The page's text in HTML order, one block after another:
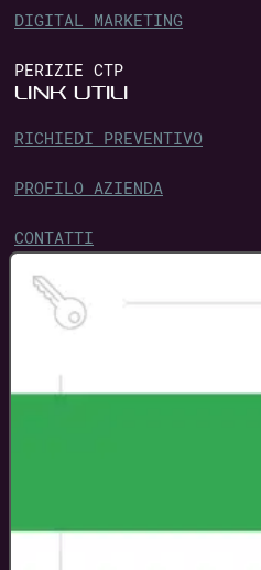
DIGITAL MARKETING
PERIZIE CTP
LINK UTILI
RICHIEDI PREVENTIVO
PROFILO AZIENDA
CONTATTI